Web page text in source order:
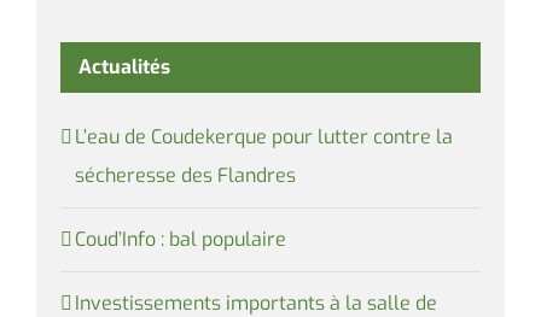
Actualités
L’eau de Coudekerque pour lutter contre la
sécheresse des Flandres
Coud’Info : bal populaire
Investissements importants à la salle de